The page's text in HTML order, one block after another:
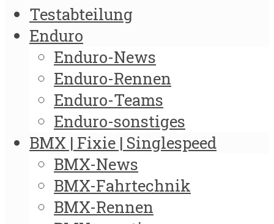
Testabteilung
Enduro
Enduro-News
Enduro-Rennen
Enduro-Teams
Enduro-sonstiges
BMX | Fixie | Singlespeed
BMX-News
BMX-Fahrtechnik
BMX-Rennen